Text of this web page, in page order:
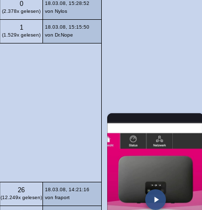
0
(2.378x gelesen)
18.03.08, 15:28:52
von Nylos
1
(1.529x gelesen)
18.03.08, 15:15:50
von Dr.Nope
26
(12.249x gelesen)
18.03.08, 14:21:16
von fraport